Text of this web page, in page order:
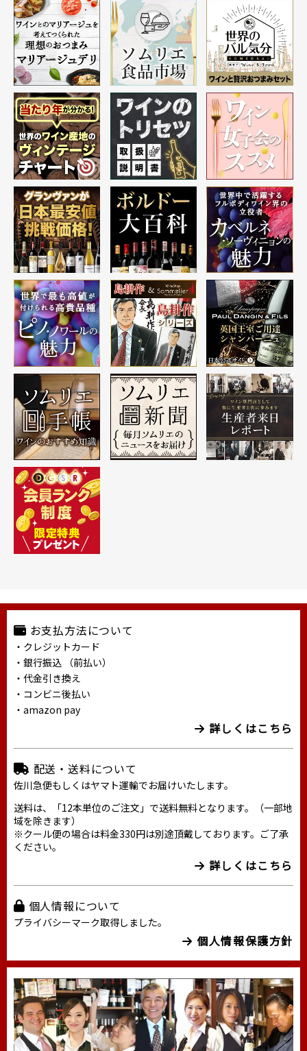
お支払方法について
・クレジットカード
・銀行振込 （前払い）
・代金引き換え
・コンビニ後払い
・amazon pay
詳しくはこちら
配送・送料について
佐川急便もしくはヤマト運輸でお届けいたします。
送料は、「12本単位のご注文」で送料無料となります。（一部地
域を除きます）
※クール便の場合は料金330円は別途頂戴しております。ご了承
ください。
詳しくはこちら
個人情報について
プライバシーマーク取得しました。
個人情報保護方針